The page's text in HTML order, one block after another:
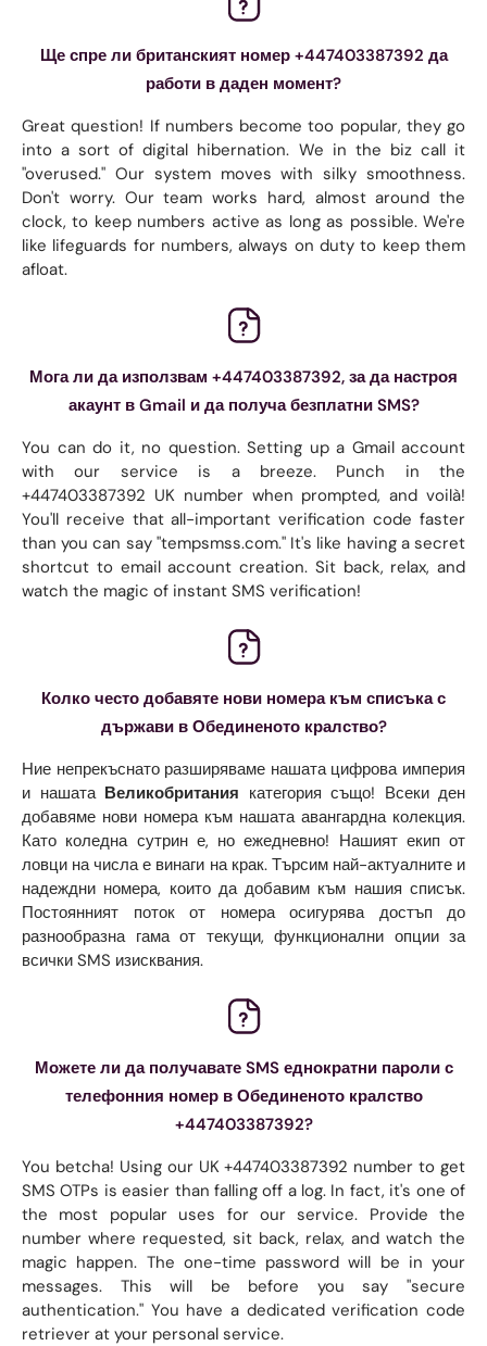
Ще спре ли британският номер +447403387392 да
работи в даден момент?
Great question! If numbers become too popular, they go
into a sort of digital hibernation. We in the biz call it
"overused." Our system moves with silky smoothness.
Don't worry. Our team works hard, almost around the
clock, to keep numbers active as long as possible. We're
like lifeguards for numbers, always on duty to keep them
afloat.
Мога ли да използвам +447403387392, за да настроя
акаунт в Gmail и да получа безплатни SMS?
You can do it, no question. Setting up a Gmail account
with our service is a breeze. Punch in the
+447403387392 UK number when prompted, and voilà!
You'll receive that all-important verification code faster
than you can say "tempsmss.com." It's like having a secret
shortcut to email account creation. Sit back, relax, and
watch the magic of instant SMS verification!
Колко често добавяте нови номера към списъка с
държави в Обединеното кралство?
Ние непрекъснато разширяваме нашата цифрова империя
и нашата Великобритания категория също! Всеки ден
добавяме нови номера към нашата авангардна колекция.
Като коледна сутрин е, но ежедневно! Нашият екип от
ловци на числа е винаги на крак. Търсим най-актуалните и
надеждни номера, които да добавим към нашия списък.
Постоянният поток от номера осигурява достъп до
разнообразна гама от текущи, функционални опции за
всички SMS изисквания.
Можете ли да получавате SMS еднократни пароли с
телефонния номер в Обединеното кралство
+447403387392?
You betcha! Using our UK +447403387392 number to get
SMS OTPs is easier than falling off a log. In fact, it's one of
the most popular uses for our service. Provide the
number where requested, sit back, relax, and watch the
magic happen. The one-time password will be in your
messages. This will be before you say "secure
authentication." You have a dedicated verification code
retriever at your personal service.